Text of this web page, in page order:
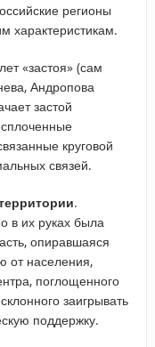
регионы
характеристикам.
«застоя» (сам
Андропова
застой
круговой
связей.
.
в их руках была
опиравшаяся
от населения,
поглощенного
заигрывать
поддержку.